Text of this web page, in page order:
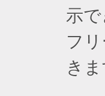
示で
フ
きま